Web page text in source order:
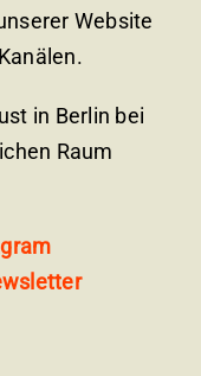
Website
in Berlin bei
Raum